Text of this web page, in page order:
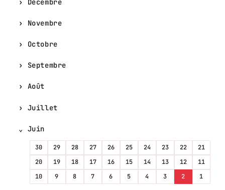
Décembre
Novembre
Octobre
Septembre
Août
Juillet
Juin
30 29 28 27 26 25 24 23 22
21
20
19 18 17 16 15 14 13 12
11
10
9 8 7 6 5 4 3 2 1